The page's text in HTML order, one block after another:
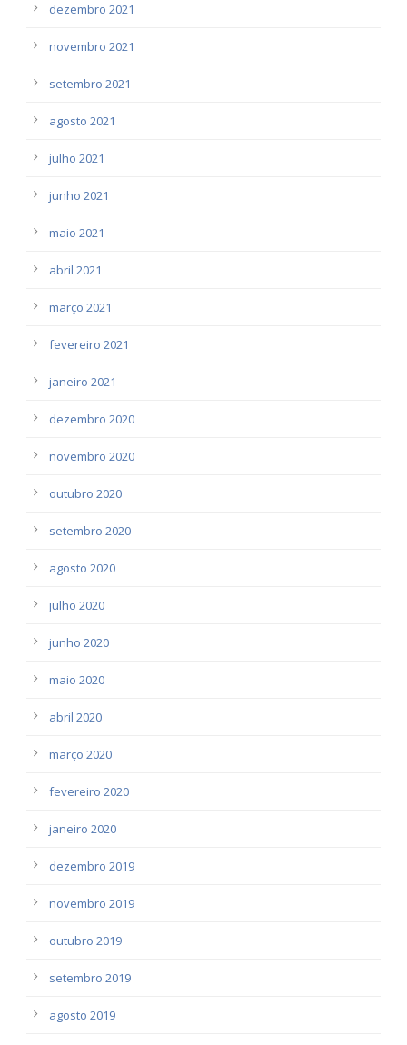
dezembro 2021
novembro 2021
setembro 2021
agosto 2021
julho 2021
junho 2021
maio 2021
abril 2021
março 2021
fevereiro 2021
janeiro 2021
dezembro 2020
novembro 2020
outubro 2020
setembro 2020
agosto 2020
julho 2020
junho 2020
maio 2020
abril 2020
março 2020
fevereiro 2020
janeiro 2020
dezembro 2019
novembro 2019
outubro 2019
setembro 2019
agosto 2019